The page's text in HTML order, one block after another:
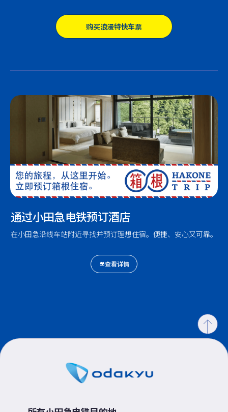
购买浪漫特快车票
通过小田急电铁预订酒店
在小田急沿线车站附近寻找并预订理想住宿。便捷、安心又可靠。
查看详情